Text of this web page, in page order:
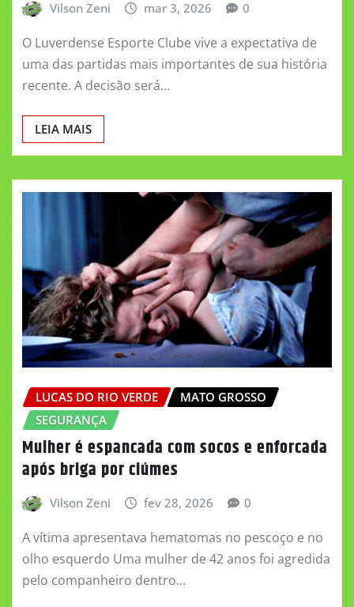
Vilson Zeni mar 3, 2026 0
O Luverdense Esporte Clube vive a expectativa de
uma das partidas mais importantes de sua história
recente. A decisão será…
LEIA MAIS
LUCAS DO RIO VERDE
MATO GROSSO
SEGURANÇA
Mulher é espancada com socos e enforcada
após briga por ciúmes
Vilson Zeni fev 28, 2026 0
A vítima apresentava hematomas no pescoço e no
olho esquerdo Uma mulher de 42 anos foi agredida
pelo companheiro dentro…